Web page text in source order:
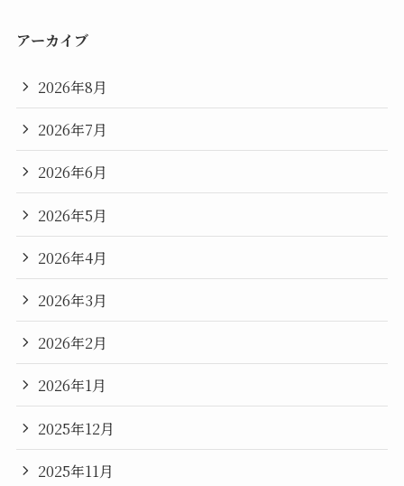
アーカイブ
2026年8月
2026年7月
2026年6月
2026年5月
2026年4月
2026年3月
2026年2月
2026年1月
2025年12月
2025年11月